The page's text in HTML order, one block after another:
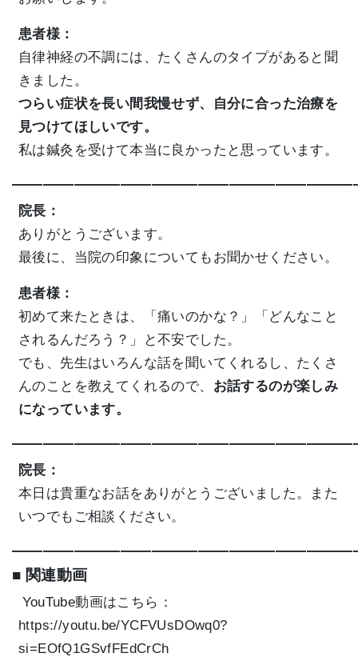
患者様：
自律神経の不調には、たくさんのタイプがあると聞
きました。
つらい症状を長い間我慢せず、自分に合った治療を
見つけてほしいです。
私は鍼灸を受けて本当に良かったと思っています。
院長：
ありがとうございます。
最後に、当院の印象についてもお聞かせください。
患者様：
初めて来たときは、「痛いのかな？」「どんなこと
されるんだろう？」と不安でした。
でも、先生はいろんな話を聞いてくれるし、たくさ
んのことを教えてくれるので、 お話するのが楽しみ
になっています。
院長：
本日は貴重なお話をありがとうございました。また
いつでもご相談ください。
■ 関連動画
YouTube動画はこちら：
https://youtu.be/YCFVUsDOwq0?
si=EOfQ1GSvfFEdCrCh